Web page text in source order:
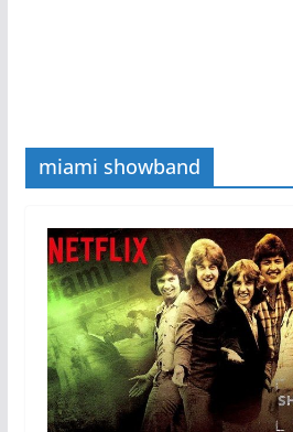
miami showband